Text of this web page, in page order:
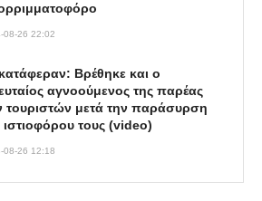
08-26 22:02
Βρέθηκε και ο
αγνοούμενος της παρέας
τουριστών μετά την παράσυρση
ιστιοφόρου τους (video)
08-26 12:18